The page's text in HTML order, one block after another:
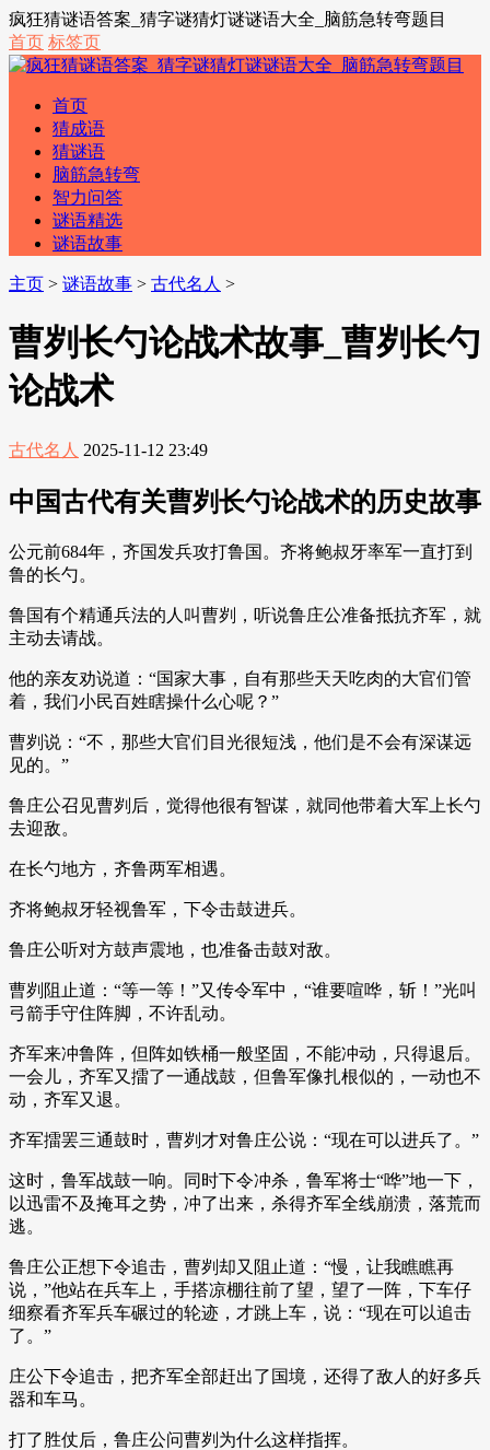
疯狂猜谜语答案_猜字谜猜灯谜谜语大全_脑筋急转弯题目
首页 标签页
首页
猜成语
猜谜语
脑筋急转弯
智力问答
谜语精选
谜语故事
主页 > 谜语故事 > 古代名人 >
曹刿长勺论战术故事_曹刿长勺
论战术
古代名人 2025-11-12 23:49
中国古代有关曹刿长勺论战术的历史故事
公元前684年，齐国发兵攻打鲁国。齐将鲍叔牙率军一直打到
鲁的长勺。
鲁国有个精通兵法的人叫曹刿，听说鲁庄公准备抵抗齐军，就
主动去请战。
他的亲友劝说道：“国家大事，自有那些天天吃肉的大官们管
着，我们小民百姓瞎操什么心呢？”
曹刿说：“不，那些大官们目光很短浅，他们是不会有深谋远
见的。”
鲁庄公召见曹刿后，觉得他很有智谋，就同他带着大军上长勺
去迎敌。
在长勺地方，齐鲁两军相遇。
齐将鲍叔牙轻视鲁军，下令击鼓进兵。
鲁庄公听对方鼓声震地，也准备击鼓对敌。
曹刿阻止道：“等一等！”又传令军中，“谁要喧哗，斩！”光叫
弓箭手守住阵脚，不许乱动。
齐军来冲鲁阵，但阵如铁桶一般坚固，不能冲动，只得退后。
一会儿，齐军又擂了一通战鼓，但鲁军像扎根似的，一动也不
动，齐军又退。
齐军擂罢三通鼓时，曹刿才对鲁庄公说：“现在可以进兵了。”
这时，鲁军战鼓一响。同时下令冲杀，鲁军将士“哗”地一下，
以迅雷不及掩耳之势，冲了出来，杀得齐军全线崩溃，落荒而
逃。
鲁庄公正想下令追击，曹刿却又阻止道：“慢，让我瞧瞧再
说，”他站在兵车上，手搭凉棚往前了望，望了一阵，下车仔
细察看齐军兵车碾过的轮迹，才跳上车，说：“现在可以追击
了。”
庄公下令追击，把齐军全部赶出了国境，还得了敌人的好多兵
器和车马。
打了胜仗后，鲁庄公问曹刿为什么这样指挥。